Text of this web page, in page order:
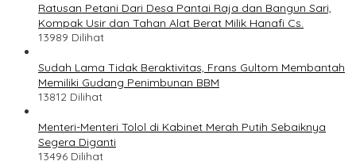
Ratusan Petani Dari Desa Pantai Raja dan Bangun Sari,
Kompak Usir dan Tahan Alat Berat Milik Hanafi Cs.
13989 Dilihat
Sudah Lama Tidak Beraktivitas, Frans Gultom Membantah
Memiliki Gudang Penimbunan BBM
13812 Dilihat
Menteri-Menteri Tolol di Kabinet Merah Putih Sebaiknya
Segera Diganti
13496 Dilihat